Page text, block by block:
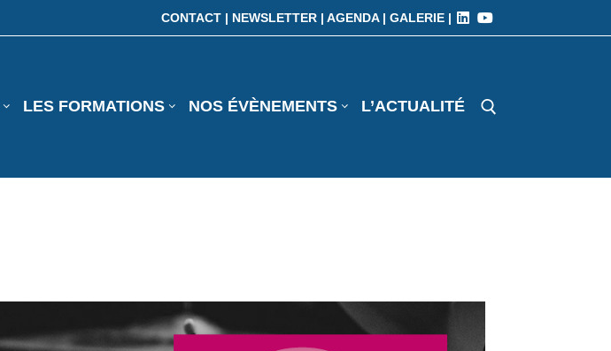
CONTACT | NEWSLETTER | AGENDA | GALERIE |
LES FORMATIONS NOS ÉVÈNEMENTS L’ACTUALITÉ